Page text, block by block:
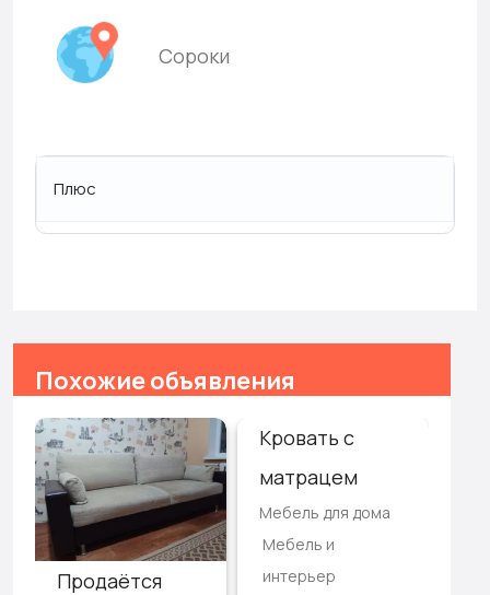
Сороки
Плюс
Похожие объявления
Продаётся
Кровать с
матрацем
Мебель для дома
Мебель и
интерьер